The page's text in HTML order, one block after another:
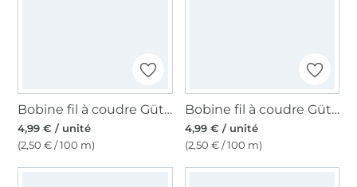
Bobine fil à coudre Gütermann 200m polyester, (143) bleu piscine
4,99 € / unité
(2,50 € / 100 m)
Bobine fil à coudre Gütermann 200m polyester, (733) framboise
4,99 € / unité
(2,50 € / 100 m)